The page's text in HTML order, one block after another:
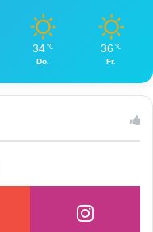
34 ℃
Do.
36 ℃
Fr.